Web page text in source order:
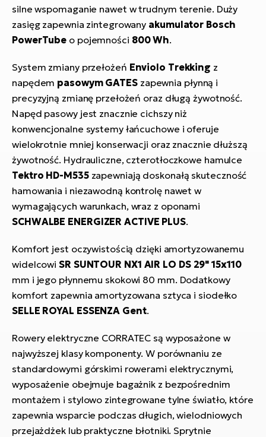
silne wspomaganie nawet w trudnym terenie. Duży
zasięg zapewnia zintegrowany akumulator Bosch
PowerTube o pojemności 800 Wh.
System zmiany przełożeń Enviolo Trekking z
napędem pasowym GATESzapewnia płynną i
precyzyjną zmianę przełożeń oraz długą żywotność.
Napęd pasowy jest znacznie cichszy niż
konwencjonalne systemy łańcuchowe i oferuje
wielokrotnie mniej konserwacji oraz znacznie dłuższą
żywotność. Hydrauliczne, czterotłoczkowe hamulce
Tektro HD-M535zapewniają doskonałą skuteczność
hamowania i niezawodną kontrolę nawet w
wymagających warunkach, wraz z oponami
SCHWALBE ENERGIZER ACTIVE PLUS.
Komfort jest oczywistością dzięki amortyzowanemu
widelcowiSR SUNTOUR NX1 AIR LO DS 29" 15x110
mm i jego płynnemu skokowi 80 mm. Dodatkowy
komfort zapewnia amortyzowana sztyca i siodełko
SELLE ROYAL ESSENZA Gent.
Rowery elektryczne CORRATEC są wyposażone w
najwyższej klasy komponenty. W porównaniu ze
standardowymi górskimi rowerami elektrycznymi,
wyposażenie obejmuje bagażnik z bezpośrednim
montażem i stylowo zintegrowane tylne światło, które
zapewnia wsparcie podczas długich, wielodniowych
przejażdżek lub praktyczne błotniki. Sprytnie